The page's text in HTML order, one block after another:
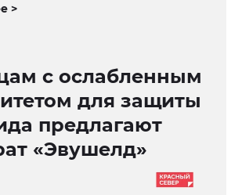
>
с ослабленным
для защиты
предлагают
«Эвушелд»